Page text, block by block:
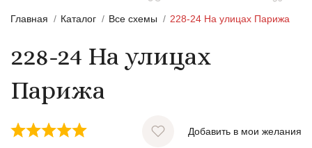
Пейзажи
Городские пейзажи
Натюрморты
Натюрморты с винными бутылками
КОНТАКТЫ
НАБОРЫ
БЛОГ
ИНФОРМАЦИЯ
Главная Каталог Все схемы 228-24 На улицах Парижа
228-24 На улицах
Парижа
Добавить в мои желания